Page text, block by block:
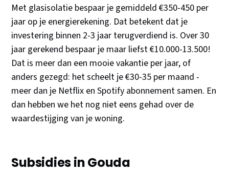
Met glasisolatie bespaar je gemiddeld €350-450 per
jaar op je energierekening. Dat betekent dat je
investering binnen 2-3 jaar terugverdiend is. Over 30
jaar gerekend bespaar je maar liefst €10.000-13.500!
Dat is meer dan een mooie vakantie per jaar, of
anders gezegd: het scheelt je €30-35 per maand -
meer dan je Netflix en Spotify abonnement samen. En
dan hebben we het nog niet eens gehad over de
waardestijging van je woning.
Subsidies in Gouda